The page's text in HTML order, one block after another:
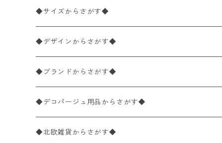
ペーパーナプキン2枚バラ売り
ペーパーナプキン1枚バラ売り
ペーパーナプキン20枚入りパック
ペーパーナプキン10枚入りパック
ライスペーパー
◆サイズからさがす◆
33×33cm（ランチサイズ）
バラ売り
パック売り
25×25cm（カクテルサイズ）
バラ売り
パック売り
40×40cm（ディナーサイズ）
バラ売り
21×21cm（ポケットサイズ）
◆デザインからさがす◆
花柄
植物・グリーン柄
動物・鳥・昆虫・蝶柄
◆ブランドからさがす◆
ドイツ製 IHR/イア
ランチサイズ
ドイツ製 Ambiente/アンビエンテ
◆デコパージュ用品からさがす◆
デコパージュ液
◆北欧雑貨からさがす◆